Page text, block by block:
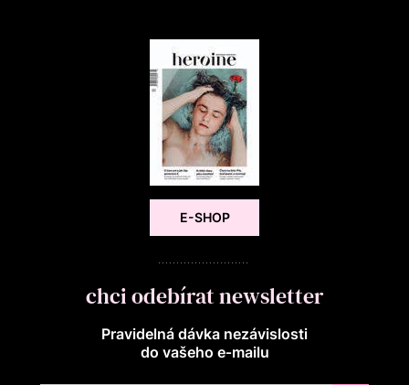
E-SHOP
chci odebírat newsletter
Pravidelná dávka nezávislosti
do vašeho e‑mailu